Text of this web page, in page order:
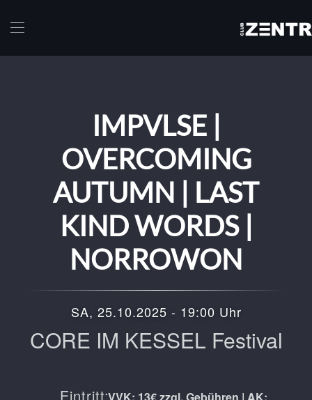
IMPVLSE |
OVERCOMING
AUTUMN | LAST
KIND WORDS |
NORROWON
SA, 25.10.2025 - 19:00 Uhr
CORE IM KESSEL Festival
Eintritt: